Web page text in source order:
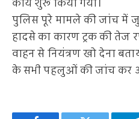
कार्य शुरू किया गया।
पुलिस पूरे मामले की जांच में
हादसे का कारण ट्रक की तेज
वाहन से नियंत्रण खो देना
के सभी पहलुओं की जांच कर